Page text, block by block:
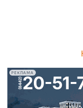
РЕКЛАМА